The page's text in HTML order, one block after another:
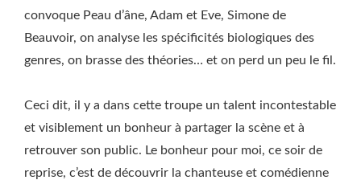
convoque Peau d’âne, Adam et Eve, Simone de
Beauvoir, on analyse les spécificités biologiques des
genres, on brasse des théories… et on perd un peu le fil.
Ceci dit, il y a dans cette troupe un talent incontestable
et visiblement un bonheur à partager la scène et à
retrouver son public. Le bonheur pour moi, ce soir de
reprise, c’est de découvrir la chanteuse et comédienne